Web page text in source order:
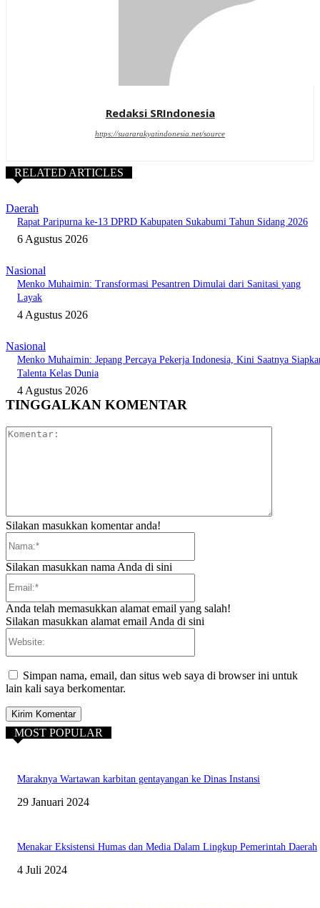
Redaksi SRIndonesia
https://suararakyatindonesia.net/source
RELATED ARTICLES
Daerah
Rapat Paripurna ke-13 DPRD Kabupaten Sukabumi Tahun Sidang 2026
6 Agustus 2026
Nasional
Menko Muhaimin: Transformasi Pesantren Dimulai dari Sanitasi yang
Layak
4 Agustus 2026
Nasional
Menko Muhaimin: Jepang Percaya Pekerja Indonesia, Kini Saatnya
Talenta Kelas Dunia
4 Agustus 2026
TINGGALKAN KOMENTAR
Silakan masukkan komentar anda!
Silakan masukkan nama Anda di sini
Anda telah memasukkan alamat email yang salah!
Silakan masukkan alamat email Anda di sini
Simpan nama, email, dan situs web saya di browser ini untuk
lain kali saya berkomentar.
MOST POPULAR
Maraknya Wartawan karbitan gentayangan ke Dinas Instansi
29 Januari 2024
Menakar Eksistensi Humas dan Media Dalam Lingkup Pemerintah Daerah
4 Juli 2024